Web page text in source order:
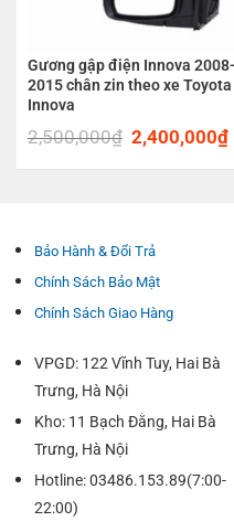
Gương gập điện Innova 2008-
2015 chân zin theo xe Toyota
Innova
2,500,000₫ Original
was:
2,400,000₫
Bảo Hành & Đổi Trả
Chính Sách Bảo Mật
Chính Sách Giao Hàng
VPGD: 122 Vĩnh Tuy, Hai Bà
Trưng, Hà Nội
Kho: 11 Bạch Đằng, Hai Bà
Trưng, Hà Nội
Hotline: 03486.153.89(7:00-
22:00)